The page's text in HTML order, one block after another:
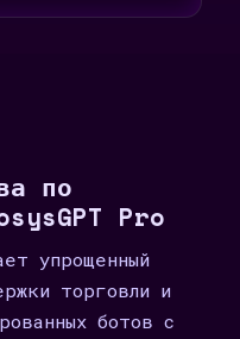
по
Pro
упрощенный
торговли и
ботов с